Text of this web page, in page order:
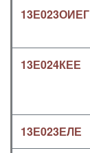
13Е023ОИЕГ
13Е024КЕЕ
13Е023ЕЛЕ